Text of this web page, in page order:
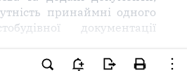
принаймні одного
документації